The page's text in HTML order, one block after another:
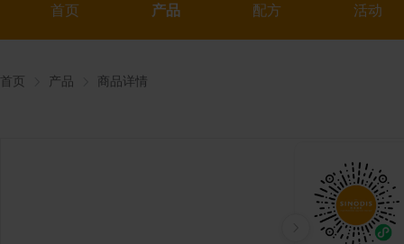
首页 产品 配方 活动
首页 产品 商品详情